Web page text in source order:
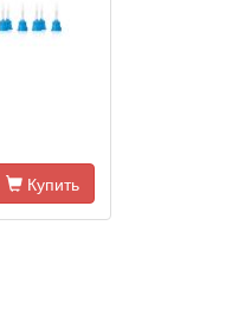
Купить